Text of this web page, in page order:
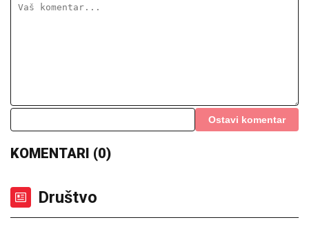
Ostavi komentar
KOMENTARI (0)
Društvo